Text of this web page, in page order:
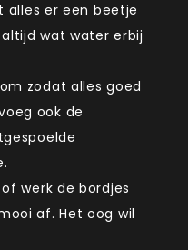
alles er een beetje
wat water erbij
zodat alles goed
ook de
werk de bordjes
af. Het oog wil